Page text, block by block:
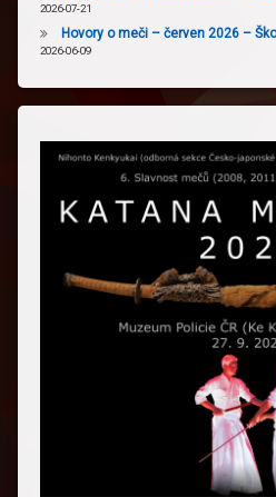
2026-07-21
Hovory o meči – červen 2026 –
2026-06-09